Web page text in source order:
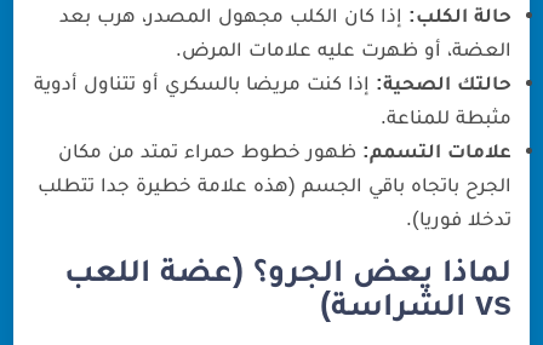
حالة الكلب: إذا كان الكلب مجهول المصدر، هرب بعد
العضة، أو ظهرت عليه علامات المرض.
حالتك الصحية: إذا كنت مريضا بالسكري أو تتناول أدوية
مثبطة للمناعة.
علامات التسمم: ظهور خطوط حمراء تمتد من مكان
الجرح باتجاه باقي الجسم (هذه علامة خطيرة جدا تتطلب
تدخلا فوريا).
لماذا يعض الجرو؟ (عضة اللعب
vs الشراسة)